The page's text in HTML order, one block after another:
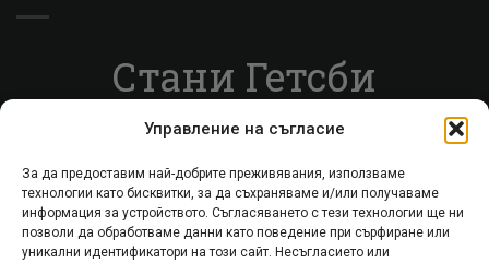
Управление на съгласие
За да предоставим най-добрите преживявания, използваме
технологии като бисквитки, за да съхраняваме и/или получаваме
информация за устройството. Съгласяването с тези технологии ще ни
позволи да обработваме данни като поведение при сърфиране или
уникални идентификатори на този сайт. Несъгласието или
Стани Гетсби
Запиши се за ВИП листата, за да получаваш
Запиши се